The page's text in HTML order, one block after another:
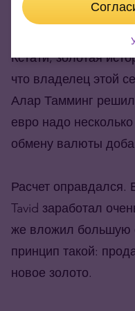
Цены – мировые
Кстати, золотая
что владелец этой
Алар Тамминг
евро надо
обмену валюты
Расчет
Tavid заработал
же вложил большую
принцип такой:
новое золото.